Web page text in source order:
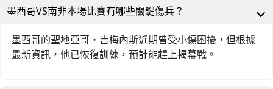
墨西哥VS南非本場比賽有哪些關鍵傷兵？
墨西哥的聖地亞哥・吉梅內斯近期曾受小傷困擾，但根據
最新資訊，他已恢復訓練，預計能趕上揭幕戰。